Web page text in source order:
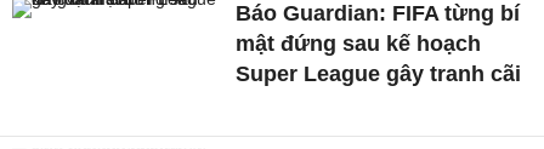
Báo Guardian: FIFA từng bí
mật đứng sau kế hoạch
Super League gây tranh cãi